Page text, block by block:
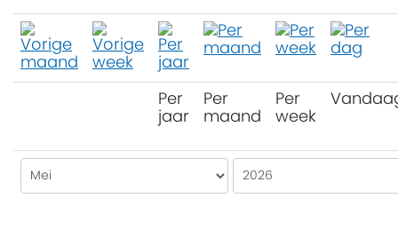
Per
jaar
Per
maand
Per
week